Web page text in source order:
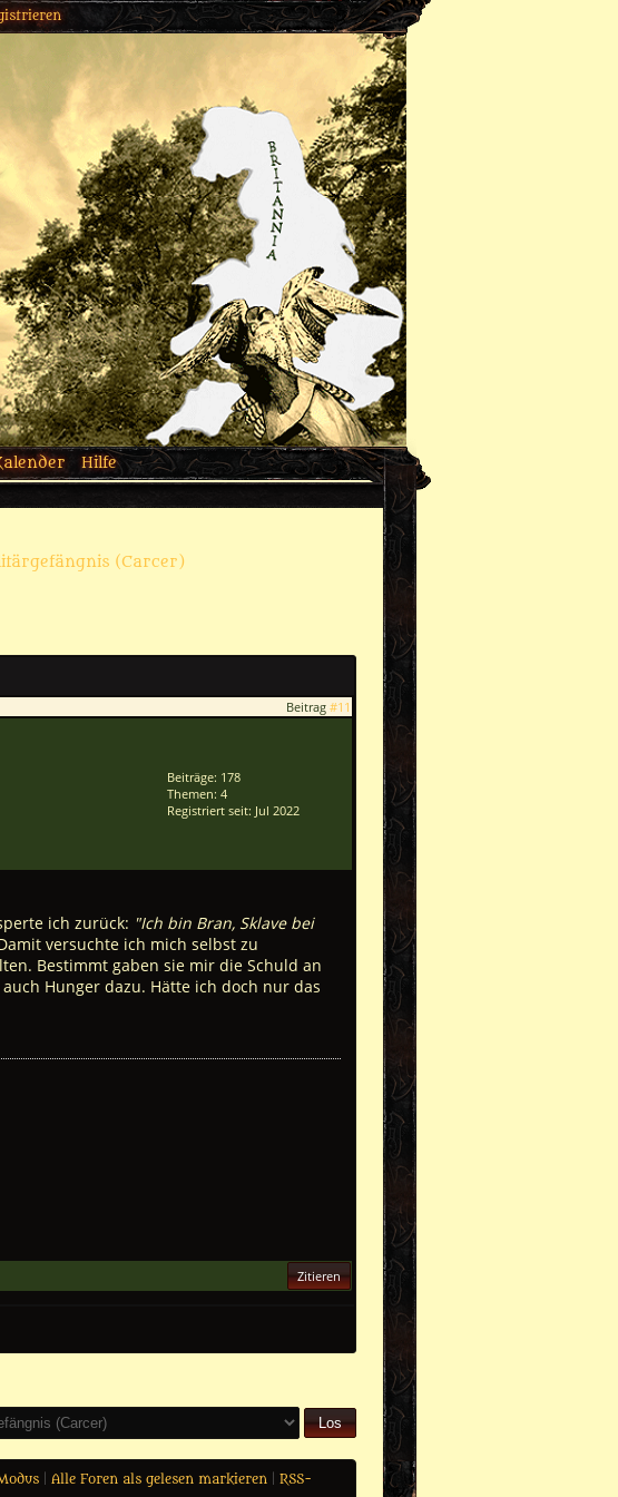
Hilfe
(Carcer)
Beitrag #11
Beiträge: 178
Themen: 4
Registriert seit: Jul 2022
ich zurück: "Ich bin Bran, Sklave bei
versuchte ich mich selbst zu
Bestimmt gaben sie mir die Schuld an
Hunger dazu. Hätte ich doch nur das
Zitieren
Alle Foren als gelesen markieren
RSS-